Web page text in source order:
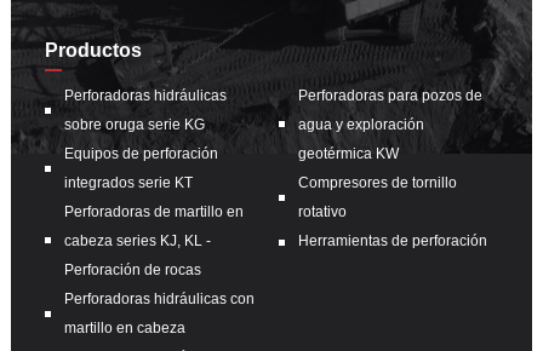
Productos
Perforadoras hidráulicas
sobre oruga serie KG
Equipos de perforación
integrados serie KT
Perforadoras de martillo en
cabeza series KJ, KL -
Perforación de rocas
Perforadoras hidráulicas con
martillo en cabeza
Perforadoras para pozos de
agua y exploración
geotérmica KW
Compresores de tornillo
rotativo
Herramientas de perforación